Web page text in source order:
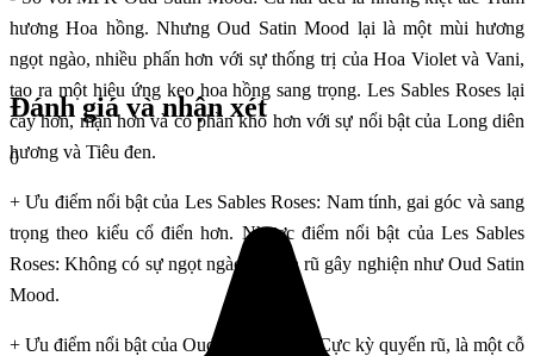
hương Hoa hồng. Nhưng Oud Satin Mood lại là một mùi hương
ngọt ngào, nhiều phấn hơn với sự thống trị của Hoa Violet và Vani,
tạo ra một hiệu ứng kẹo hoa hồng sang trọng. Les Sables Roses lại
cay hơn, mặn hơn và có phần khô hơn với sự nổi bật của Long diên
hương và Tiêu đen.
+ Ưu điểm nổi bật của Les Sables Roses: Nam tính, gai góc và sang
trọng theo kiểu cổ điển hơn. Nhược điểm nổi bật của Les Sables
Roses: Không có sự ngọt ngào, quyến rũ gây nghiện như Oud Satin
Mood.
+ Ưu điểm nổi bật của Oud Satin Mood: Cực kỳ quyến rũ, là một cỗ
Đánh giá và nhận xét
0